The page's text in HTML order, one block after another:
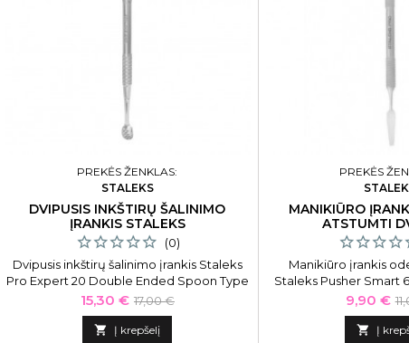
PREKĖS ŽENKLAS:
STALEKS
DVIPUSIS INKŠTIRŲ ŠALINIMO
ĮRANKIS STALEKS
(0)
Dvipusis inkštirų šalinimo įrankis Staleks
Pro Expert 20 Double Ended Spoon Type
1, _PMZE-20/1
Kaina
15,30 € Bazinė
kaina
17,00 €
 Į krepšelį
PREKĖS
MANIKIŪRO
ATSTUMTI
Manikiūro įrankis
Staleks Pusher Smart
60-1,
Kaina
9,90 €
 Į